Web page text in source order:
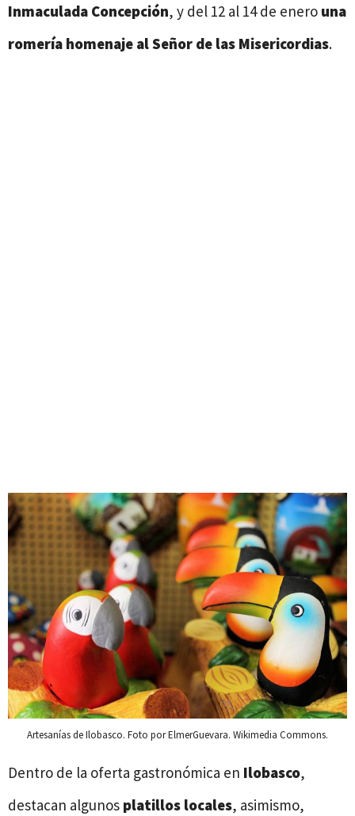
Inmaculada Concepción, y del 12 al 14 de enero una
romería homenaje al Señor de las Misericordias.
Artesanías de Ilobasco. Foto por ElmerGuevara. Wikimedia Commons.
Dentro de la oferta gastronómica en Ilobasco,
destacan algunos platillos locales, asimismo,